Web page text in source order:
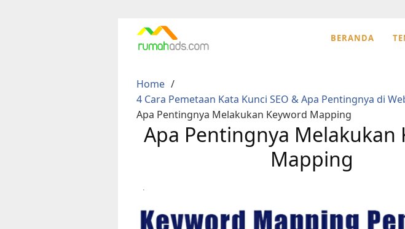
BERANDA
Home
4 Cara Pemetaan Kata Kunci SEO & Apa Pentingnya di
Apa Pentingnya Melakukan Keyword Mapping
Apa Pentingnya Melakukan
Mapping
·